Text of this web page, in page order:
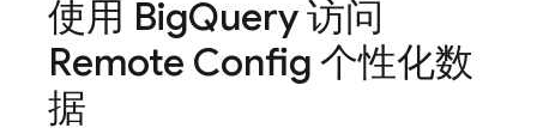
使用 BigQuery访问
Remote Config 个性化数
据